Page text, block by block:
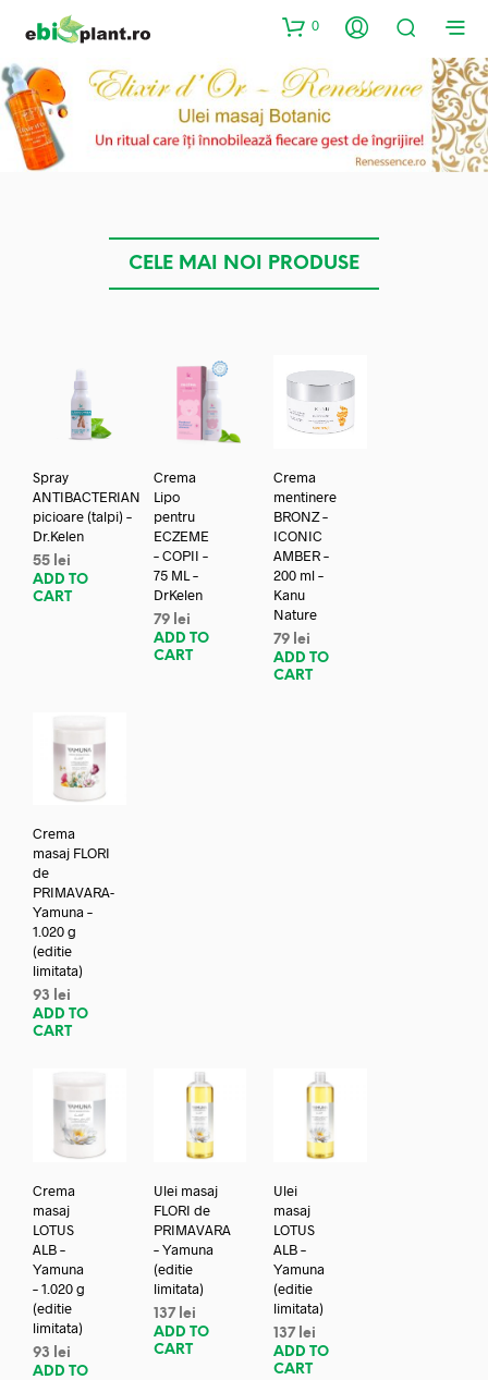
0
CELE MAI NOI PRODUSE
Spray
ANTIBACTERIAN
picioare (talpi) –
Dr.Kelen
55 lei
ADD TO
CART
Crema
Lipo
pentru
ECZEME
– COPII –
75 ML –
DrKelen
79 lei
ADD TO
CART
Crema
mentinere
BRONZ –
ICONIC
AMBER –
200 ml –
Kanu
Nature
79 lei
ADD TO
CART
Crema
masaj FLORI
de
PRIMAVARA-
Yamuna –
1.020 g
(editie
limitata)
93
lei
ADD TO
CART
Crema
masaj
LOTUS
ALB –
Yamuna
– 1.020 g
(editie
limitata)
93
lei
ADD TO
Ulei masaj
FLORI de
PRIMAVARA
– Yamuna
(editie
limitata)
137 lei
ADD TO
CART
Ulei
masaj
LOTUS
ALB –
Yamuna
(editie
limitata)
137 lei
ADD TO
CART